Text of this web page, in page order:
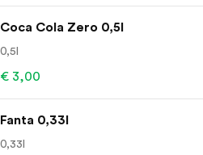
Coca Cola Zero 0,5l
0,5l
€ 3,00
Fanta 0,33l
0,33l